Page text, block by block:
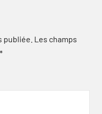
publiée. Les champs
*